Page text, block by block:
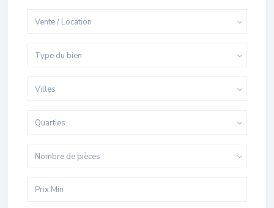
Vente / Location
Type du bien
Villes
Quarties
Nombre de pièces